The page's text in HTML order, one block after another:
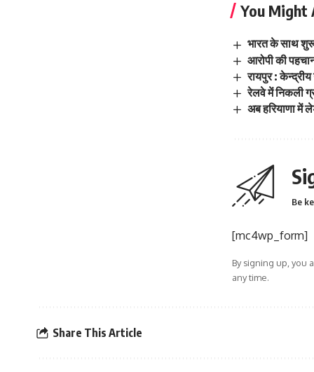
You Might
भारत के साथ शुरू
आरोपी की
रायपुर :
रेलवे में निकली
अब हरियाणा में
Be
[mc4wp_form]
By signing up, you
any time.
Share This Article